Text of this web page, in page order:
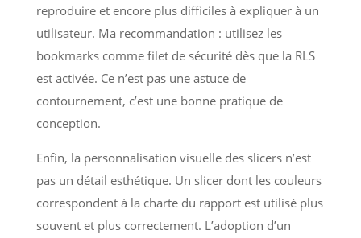
reproduire et encore plus difficiles à expliquer à un
utilisateur. Ma recommandation : utilisez les
bookmarks comme filet de sécurité dès que la RLS
est activée. Ce n’est pas une astuce de
contournement, c’est une bonne pratique de
conception.
Enfin, la personnalisation visuelle des slicers n’est
pas un détail esthétique. Un slicer dont les couleurs
correspondent à la charte du rapport est utilisé plus
souvent et plus correctement. L’adoption d’un